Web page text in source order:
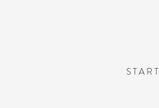
S T A R T